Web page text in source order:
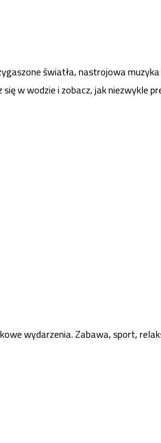
światła, nastrojowa
w wodzie i zobacz, jak niezwykle
wydarzenia. Zabawa, sport,